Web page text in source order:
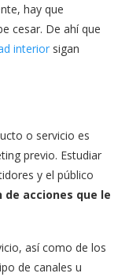
hay que
cesar. De ahí que
interior sigan
o servicio es
previo. Estudiar
y el público
acciones que le
así como de los
de canales u